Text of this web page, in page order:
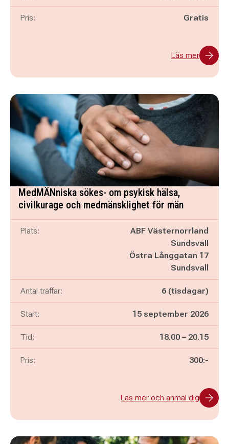
Pris: Gratis
Läs mer
MedMÄNniska sökes- om psykisk hälsa,
civilkurage och medmänsklighet för män
Plats:
ABF Västernorrland
Sundsvall
Östra Långgatan 17
Sundsvall
Antal träffar: 6 (tisdagar)
Start: 15 september 2026
Tid: Pågår mellan
18.00 – och
20.15
Pris: 300:-
Läs mer och anmäl dig